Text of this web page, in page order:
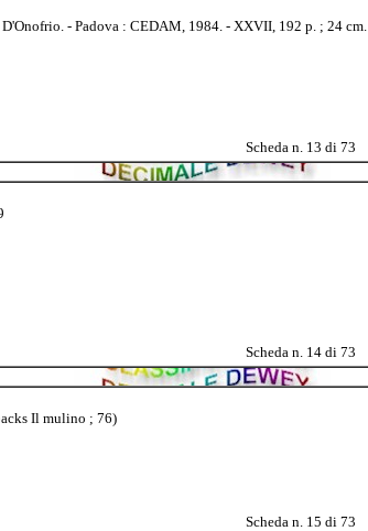
- Padova : CEDAM, 1984. - XXVII, 192 p. ; 24 cm.
Scheda n. 13 di 73
Scheda n. 14 di 73
Il mulino ; 76)
Scheda n. 15 di 73